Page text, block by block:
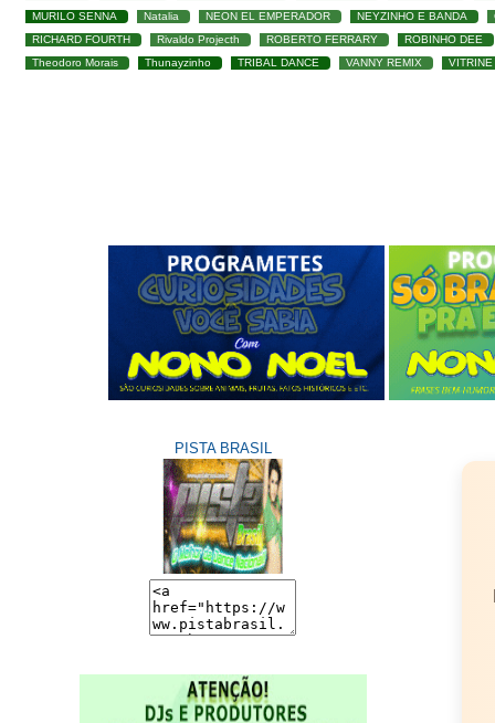
MURILO SENNA
Natalia NEON EL EMPERADOR NEYZINHO E BANDA
RICHARD FOURTH
Rivaldo Projecth ROBERTO FERRARY
ROBINHO DEE
Theodoro Morais
Thunayzinho TRIBAL DANCE VANNY REMIX VITRINE
PISTA BRASIL